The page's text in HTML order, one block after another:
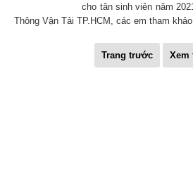
cho tân sinh viên năm
Thông Vận Tải TP.HCM, các em tham khảo
Trang trước Xem